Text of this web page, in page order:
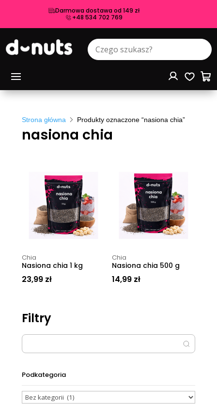
Darmowa dostawa od 149 zł
+48 534 702 769
Strona główna Produkty oznaczone “nasiona chia”
nasiona chia
Filtry
Podkategoria
Chia
Nasiona chia 1 kg
23,99 zł
Chia
Nasiona chia 500 g
14,99 zł